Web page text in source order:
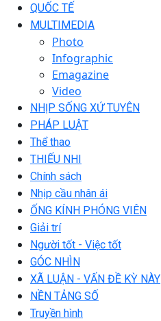
QUỐC TẾ
MULTIMEDIA
Photo
Infographic
Emagazine
Video
NHỊP SỐNG XỨ TUYÊN
PHÁP LUẬT
Thể thao
THIẾU NHI
Chính sách
Nhịp cầu nhân ái
ỐNG KÍNH PHÓNG VIÊN
Giải trí
Người tốt - Việc tốt
GÓC NHÌN
XÃ LUẬN - VẤN ĐỀ KỲ NÀY
NỀN TẢNG SỐ
Truyền hình